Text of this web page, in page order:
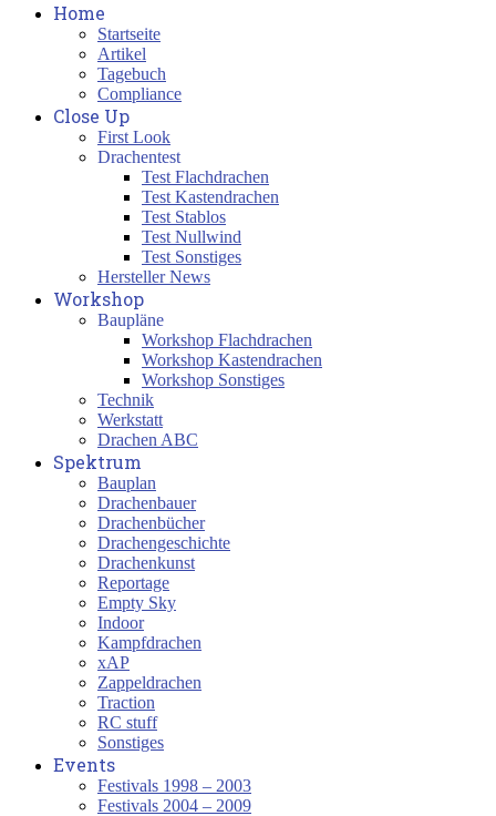
Home
Startseite
Artikel
Tagebuch
Compliance
Close Up
First Look
Drachentest
Test Flachdrachen
Test Kastendrachen
Test Stablos
Test Nullwind
Test Sonstiges
Hersteller News
Workshop
Baupläne
Workshop Flachdrachen
Workshop Kastendrachen
Workshop Sonstiges
Technik
Werkstatt
Drachen ABC
Spektrum
Bauplan
Drachenbauer
Drachenbücher
Drachengeschichte
Drachenkunst
Reportage
Empty Sky
Indoor
Kampfdrachen
xAP
Zappeldrachen
Traction
RC stuff
Sonstiges
Events
Festivals 1998 – 2003
Festivals 2004 – 2009